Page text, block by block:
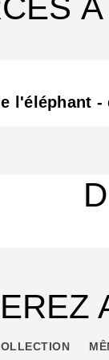
l'éléphant